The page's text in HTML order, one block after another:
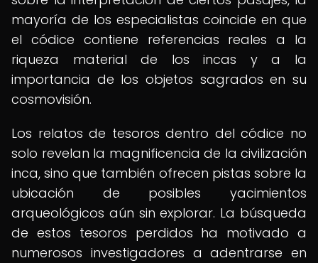
mayoría de los especialistas coincide en que
el códice contiene referencias reales a la
riqueza material de los incas y a la
importancia de los objetos sagrados en su
cosmovisión.
Los relatos de tesoros dentro del códice no
solo revelan la magnificencia de la civilización
inca, sino que también ofrecen pistas sobre la
ubicación de posibles yacimientos
arqueológicos aún sin explorar. La búsqueda
de estos tesoros perdidos ha motivado a
numerosos investigadores a adentrarse en